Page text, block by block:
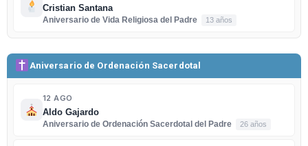
Cristian Santana
Aniversario de Vida Religiosa del Padre
13 años
Aniversario de Ordenación Sacerdotal
12 AGO
Aldo Gajardo
Aniversario de Ordenación Sacerdotal del Padre
26 años